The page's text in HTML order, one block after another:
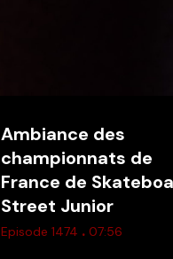
Ambiance des
championnats de
France de
Street Junior
Episode 1474 . 07:56